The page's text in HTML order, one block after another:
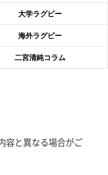
ニーHCの功績と財産
」骨太の教育方針
大学ラグビー
海外ラグビー
二宮清純コラム
容と異なる場合がご